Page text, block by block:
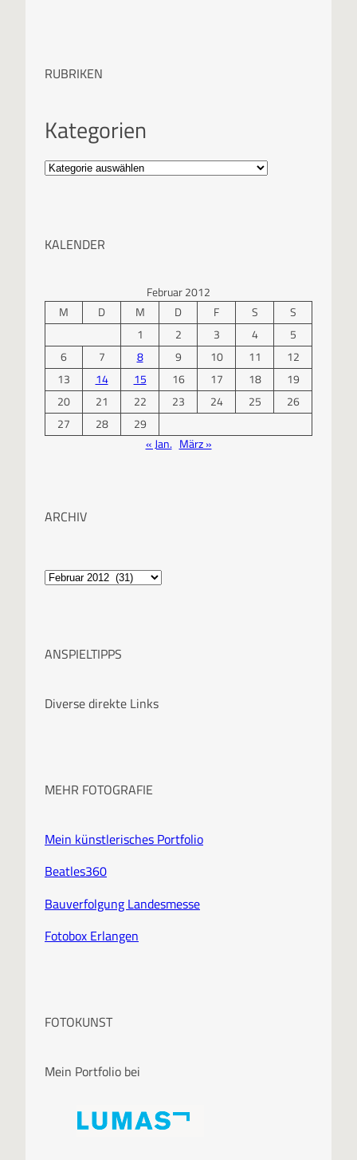
RUBRIKEN
Kategorien
KALENDER
Februar 2012
M
D M D F S
S
1
2 3 4
5
6
7 8 9 10 11
12
13
14 15 16 17 18
19
20
21 22 23 24 25
26
27
28
29
« Jan. März »
ARCHIV
A
i
ANSPIELTIPPS
Diverse direkte Links
MEHR FOTOGRAFIE
Mein künstlerisches Portfolio
Beatles360
Bauverfolgung Landesmesse
Fotobox Erlangen
FOTOKUNST
Mein Portfolio bei